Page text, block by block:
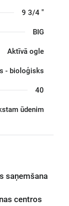
9 3/4 "
BIG
Aktīvā ogle
- bioloģisks
40
ūdenim
saņemšana
centros